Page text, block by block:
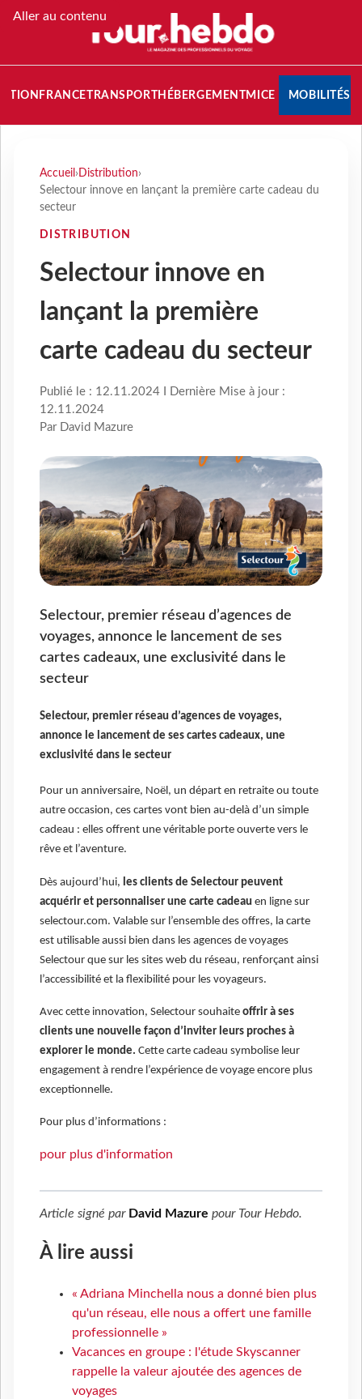
Aller au contenu
FRANCETRANSPORT HÉBERGEMENTMICE MOBILITÉS
Accueil › Distribution›
Selectour innove en lançant la première carte cadeau du
secteur
DISTRIBUTION
Selectour innove en
lançant la première
carte cadeau du secteur
Publié le : 12.11.2024 I Dernière Mise à jour :
12.11.2024
Par David Mazure
Selectour, premier réseau d’agences de
voyages, annonce le lancement de ses
cartes cadeaux, une exclusivité dans le
secteur
Selectour, premier réseau d’agences de voyages,
annonce le lancement de ses cartes cadeaux, une
exclusivité dans le secteur
Pour un anniversaire, Noël, un départ en retraite ou toute
autre occasion, ces cartes vont bien au-delà d’un simple
cadeau : elles offrent une véritable porte ouverte vers le
rêve et l’aventure.
Dès aujourd’hui, les clients de Selectour peuvent
acquérir et personnaliser une carte cadeau en ligne sur
selectour.com. Valable sur l’ensemble des offres, la carte
est utilisable aussi bien dans les agences de voyages
Selectour que sur les sites web du réseau, renforçant ainsi
l’accessibilité et la flexibilité pour les voyageurs.
Avec cette innovation, Selectour souhaite offrir à ses
clients une nouvelle façon d’inviter leurs proches à
explorer le monde. Cette carte cadeau symbolise leur
engagement à rendre l’expérience de voyage encore plus
exceptionnelle.
Pour plus d’informations :
pour plus d'information
Article signé par David Mazure pour Tour Hebdo.
À lire aussi
« Adriana Minchella nous a donné bien plus
qu'un réseau, elle nous a offert une famille
professionnelle »
Vacances en groupe : l'étude Skyscanner
rappelle la valeur ajoutée des agences de
voyages